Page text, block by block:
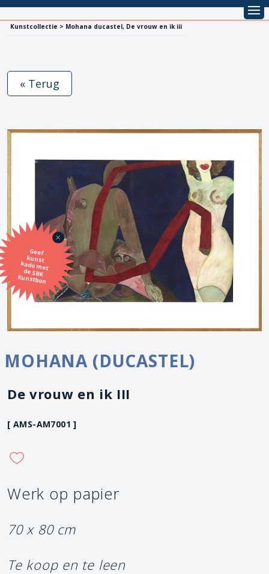
Kunstcollectie > Mohana ducastel, De vrouw en ik iii
Geef
kunst
kado met
de SBK
Kunstbon
« Terug
MOHANA (DUCASTEL)
De vrouw en ik III
[ AMS-AM7001 ]
Werk op papier
70 x 80 cm
Te koop en te leen